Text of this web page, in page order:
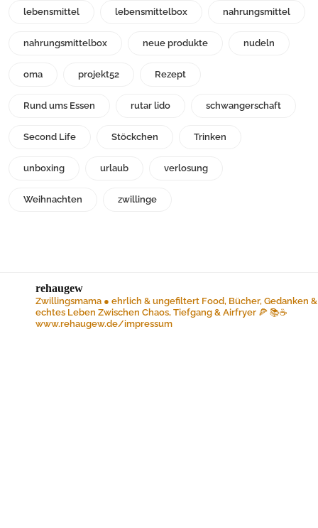
lebensmittel lebensmittelbox nahrungsmittel
nahrungsmittelbox neue produkte nudeln
oma projekt52 Rezept
Rund ums Essen rutar lido schwangerschaft
Second Life Stöckchen Trinken
unboxing urlaub verlosung
Weihnachten zwillinge
rehaugew
Zwillingsmama ● ehrlich & ungefiltert Food, Bücher, Gedanken &
echtes Leben Zwischen Chaos, Tiefgang & Airfryer 🍕 📚☕️
www.rehaugew.de/impressum